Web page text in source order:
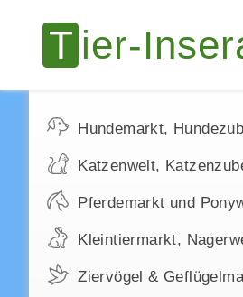
Hundemarkt,
Katzenwelt,
Pferdemarkt und
Kleintiermarkt,
Ziervögel &